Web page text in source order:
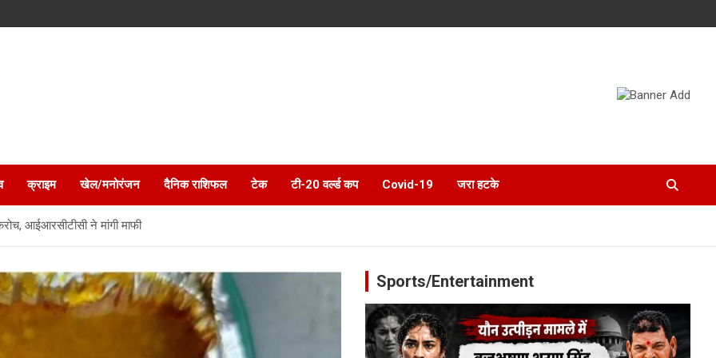
क्राइम खेल/मनोरंजन दैनिक राशिफल टेक टी-20 वर्ल्ड कप Covid-19 जरा हटके
आईआरसीटीसी ने मांगी माफी
Sports/Entertainment